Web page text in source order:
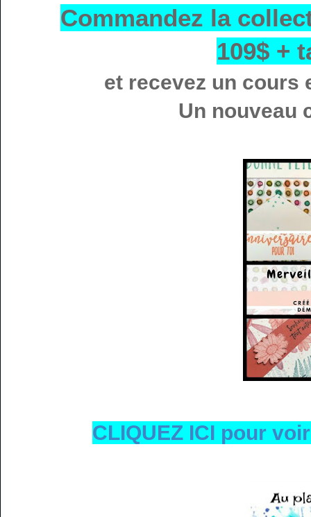
Commandez la
109$ +
et recevez un cours
Un nouveau
CLIQUEZ ICI pour